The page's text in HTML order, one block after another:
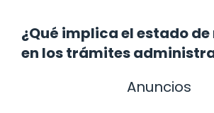
¿Qué implica el estado
en los trámites
Anuncios